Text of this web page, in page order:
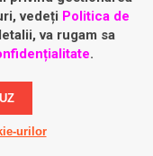
vedeți Politica de
va rugam sa
.
urilor